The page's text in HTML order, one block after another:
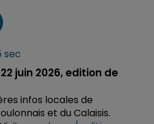
sec
juin 2026, edition de
infos locales de
et du Calaisis.